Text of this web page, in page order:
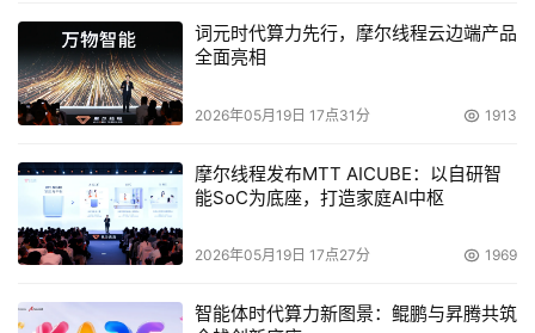
降低风险，同时加快IT变更的速度以及提高业务的灵活性，
使业务来不断适应市场的环境。
我们怎样去做呢？今天我们看到了在这儿有一些数据中心面
的数据中心，高成本的IT的孤岛性的数据中心，在未来我们
要实现低成本的池化的IT的资产，就可以更好的实现IT的可
用性，并且减少数据中心的成本，我们要让数据中心不仅仅
的发展。
词元时代算力先行，摩尔线程云边端产品
全面亮相
2026年05月19日 17点31分 1913
摩尔线程发布MTT AICUBE：以自研智
能SoC为底座，打造家庭AI中枢
2026年05月19日 17点27分 1969
智能体时代算力新图景：鲲鹏与昇腾共筑